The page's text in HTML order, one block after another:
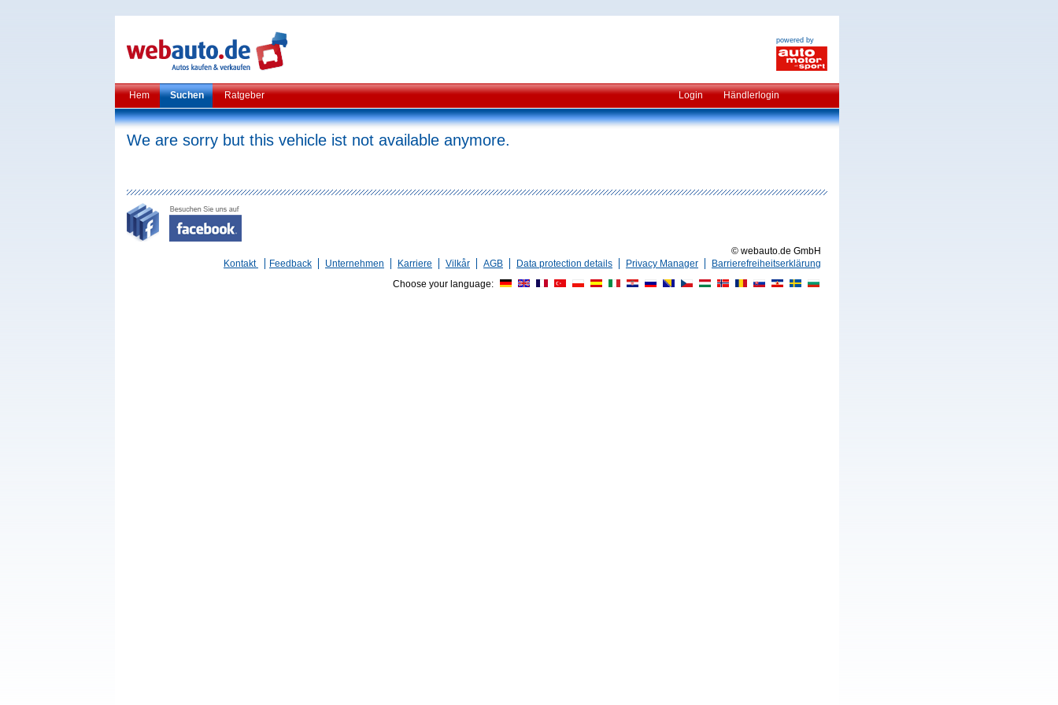
powered by
Hem Suchen Ratgeber Login Händlerlogin
We are sorry but this vehicle ist not available anymore.
© webauto.de GmbH
Kontakt
Feedback Unternehmen Karriere Vilkår AGB Data protection details Privacy Manager
Barrierefreiheitserklärung
Choose your language: